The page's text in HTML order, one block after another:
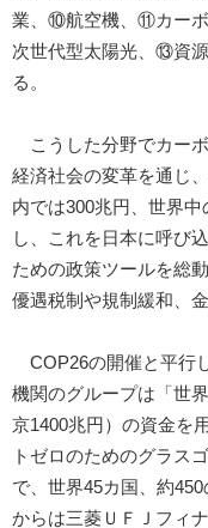
業、⑩航空機、⑪カー
次世代型太陽光、⑬資
る。
こうした分野でカー
経済社会の変革を通じ
内では300兆円、世界
し、これを日本に呼び
ための政策ツールを総
優遇税制や規制緩和、
COP26の開催と平行
機関のグループは「世
京1400兆円）の資金を
トゼロのためのグラス
で、世界45カ国、約
からは三菱ＵＦＪフィ